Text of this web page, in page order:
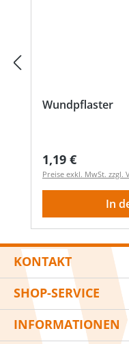
Wundpflaster
Regulärer Preis:
1,19 €
Preise exkl. MwSt. zzgl.
In
KONTAKT
SHOP-SERVICE
INFORMATIONEN